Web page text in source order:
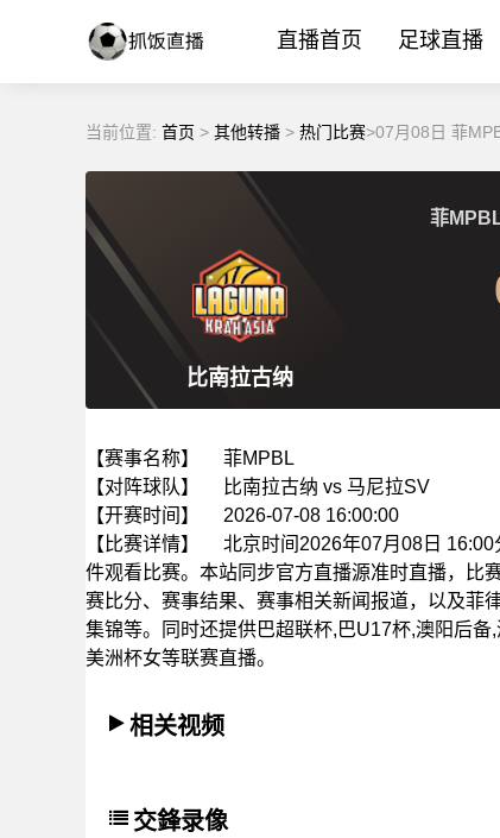
直播首页 足球直播
当前位置: 首页 > 其他转播 > 热门比赛>07月08日 菲
比南拉古纳
菲
【赛事名称】
菲MPBL
【对阵球队】
比南拉古纳 vs 马尼拉SV
【开赛时间】
2026-07-08 16:00:00
【比赛详情】
北京时间2026年07月08日
件观看比赛。本站同步官方直播源准时直播，比
赛比分、赛事结果、赛事相关新闻报道，以及菲
集锦等。同时还提供巴超联杯,巴U17杯,澳阳后
美洲杯女等联赛直播。
相关视频
交鋒录像